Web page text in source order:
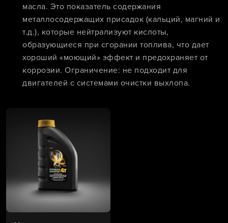
масла. Это показатель содержания
металлосодержащих присадок (кальций, магний и
т.д.), которые нейтрализуют кислоты,
образующиеся при сгорании топлива, что дает
хороший «моющий» эффект и предохраняет от
коррозии. Ограничение: не подходит для
двигателей с системами очистки выхлопа.